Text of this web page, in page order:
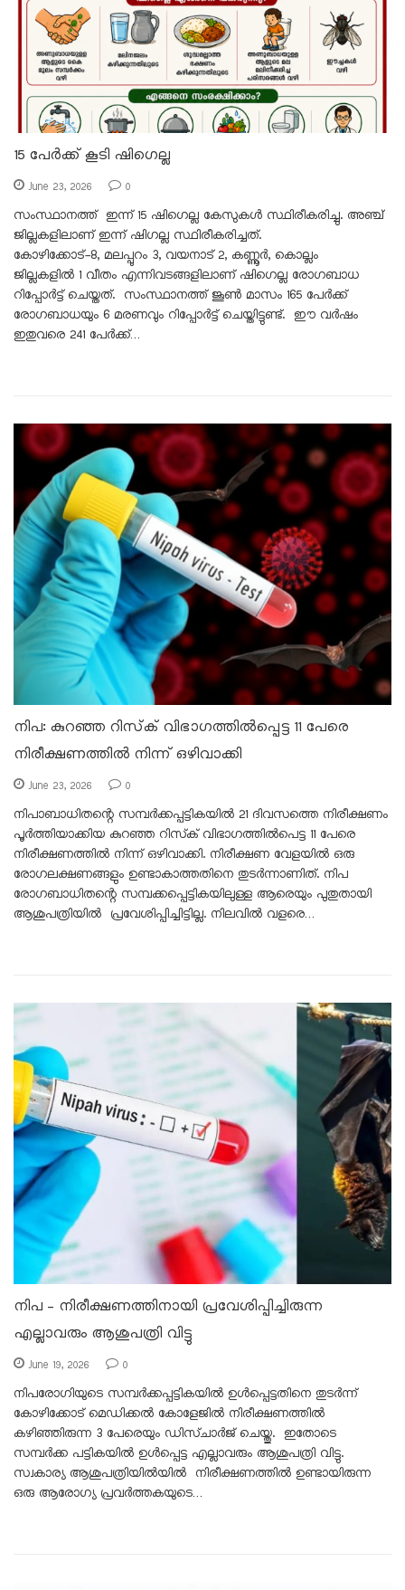
15 പേർക്ക് കൂടി ഷിഗെല്ല
June 23, 2026 0
സംസ്ഥാനത്ത് ഇന്ന് 15 ഷിഗെല്ല കേസുകൾ സ്ഥിരീകരിച്ചു. അഞ്ച്
ജില്ലകളിലാണ് ഇന്ന് ഷിഗല്ല സ്ഥിരീകരിച്ചത്.
കോഴിക്കോട്-8, മലപ്പുറം 3, വയനാട് 2, കണ്ണൂർ, കൊല്ലം
ജില്ലകളിൽ 1 വീതം എന്നിവടങ്ങളിലാണ് ഷിഗെല്ല രോഗബാധ
റിപ്പോർട്ട് ചെയ്തത്. സംസ്ഥാനത്ത് ജൂൺ മാസം 165 പേർക്ക്
രോഗബാധയും 6 മരണവും റിപ്പോർട്ട് ചെയ്തിട്ടുണ്ട്. ഈ വർഷം
ഇതുവരെ 241 പേർക്ക്…
നിപ: കുറഞ്ഞ റിസ്‌ക് വിഭാഗത്തിൽപ്പെട്ട 11 പേരെ
നിരീക്ഷണത്തിൽ നിന്ന് ഒഴിവാക്കി
June 23, 2026 0
നിപാബാധിതന്റെ സമ്പർക്കപ്പട്ടികയിൽ 21 ദിവസത്തെ നിരീക്ഷണം
പൂർത്തിയാക്കിയ കുറഞ്ഞ റിസ്‌ക് വിഭാഗത്തിൽപെട്ട 11 പേരെ
നിരീക്ഷണത്തിൽ നിന്ന് ഒഴിവാക്കി. നിരീക്ഷണ വേളയിൽ ഒരു
രോഗലക്ഷണങ്ങളും ഉണ്ടാകാത്തതിനെ തുടർന്നാണിത്. നിപ
രോഗബാധിതന്റെ സമ്പക്കപ്പെട്ടികയിലുള്ള ആരെയും പുതുതായി
ആശുപത്രിയിൽ പ്രവേശിപ്പിച്ചിട്ടില്ല. നിലവിൽ വളരെ…
നിപ – നിരീക്ഷണത്തിനായി പ്രവേശിപ്പിച്ചിരുന്ന
എല്ലാവരും ആശുപത്രി വിട്ടു
June 19, 2026 0
നിപരോഗിയുടെ സമ്പർക്കപ്പട്ടികയിൽ ഉൾപ്പെട്ടതിനെ തുടർന്ന്
കോഴിക്കോട് മെഡിക്കൽ കോളേജിൽ നിരീക്ഷണത്തിൽ
കഴിഞ്ഞിരുന്ന 3 പേരെയും ഡിസ്ചാർജ് ചെയ്തു. ഇതോടെ
സമ്പർക്ക പട്ടികയിൽ ഉൾപ്പെട്ട എല്ലാവരും ആശുപത്രി വിട്ടു.
സ്വകാര്യ ആശുപത്രിയിൽയിൽ നിരീക്ഷണത്തിൽ ഉണ്ടായിരുന്ന
ഒരു ആരോഗ്യ പ്രവർത്തകയുടെ…